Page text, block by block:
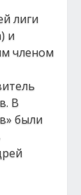
лиги
и
членом
В
были